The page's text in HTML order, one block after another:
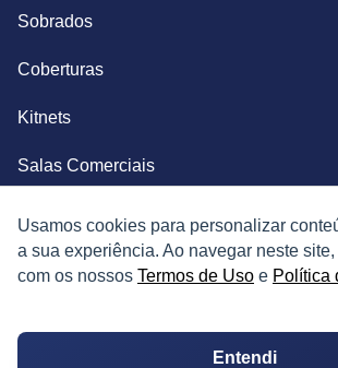
Usamos cookies para personalizar
a sua experiência. Ao navegar neste
com os nossos Termos de Uso e Política
Entendi
Sobrados
Coberturas
Kitnets
Salas Comerciais
Depósitos